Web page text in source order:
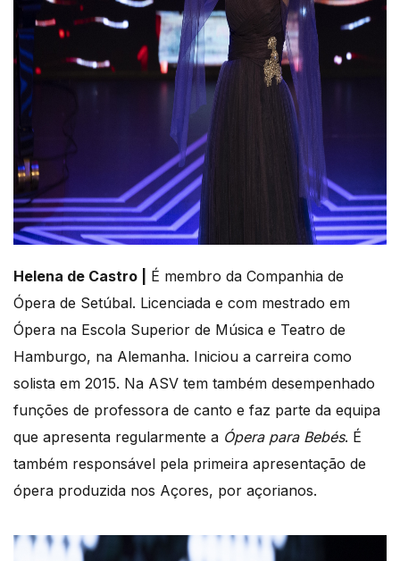
Helena de Castro |
É membro da Companhia de
Ópera de Setúbal. Licenciada e com mestrado em
Ópera na Escola Superior de Música e Teatro de
Hamburgo, na Alemanha. Iniciou a carreira como
solista em 2015. Na ASV tem também desempenhado
funções de professora de canto e faz parte da equipa
que apresenta regularmente a Ópera para Bebés. É
também responsável pela primeira apresentação de
ópera produzida nos Açores, por açorianos.